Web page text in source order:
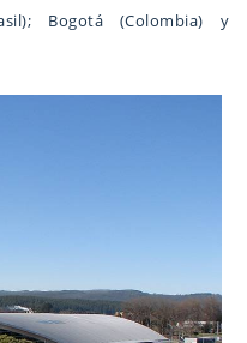
Bogotá (Colombia) y